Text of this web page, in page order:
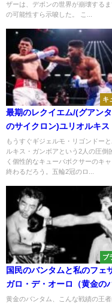
ザーは、デボンの世界が崩壊する
の可能性すら示唆した。 こ...
キ
最期のレクイエム/(グアン
のサイクロン)ユリオルキス
ンボア Vol.2
もうすぐギジェルモ・リゴンドー
ルキス・ガンボアという2人の圧倒
く個性的なキューバボクサーのキャ
終わるだろう。五輪2冠のロ...
ブ
国民のバンタムと私のフェ
ガロ・デ・オーロ（黄金の
タム）エデル・ジョフレ
黄金のバンタム、こんな戦績の王